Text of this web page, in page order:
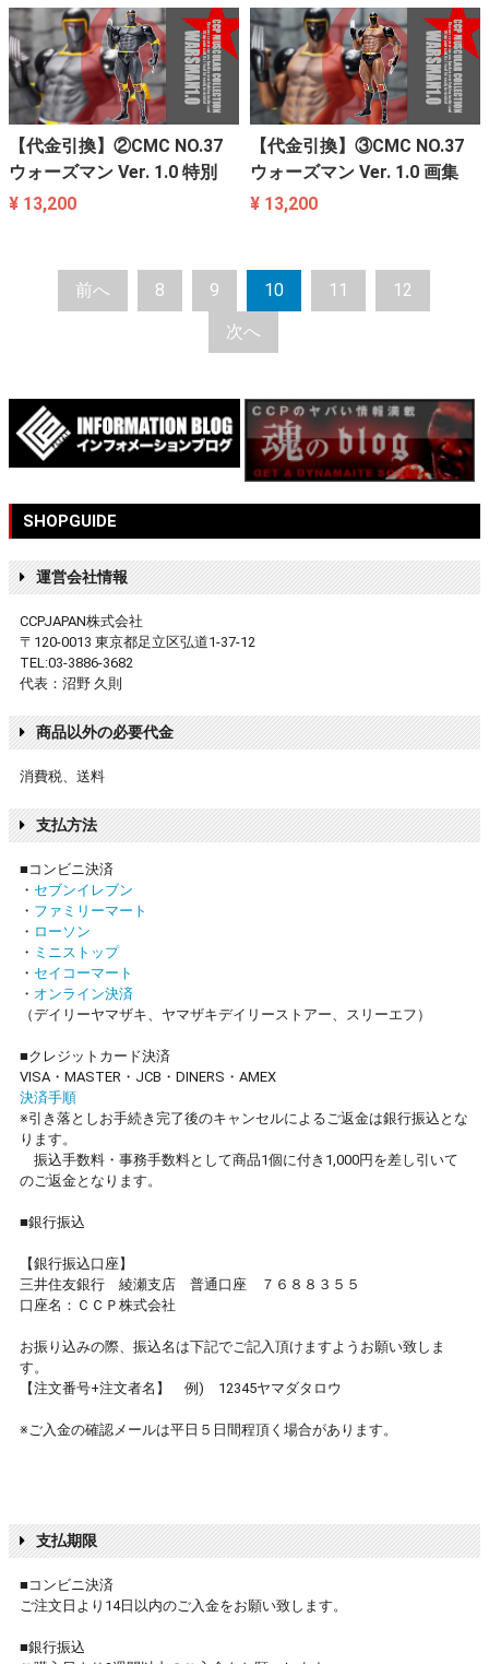
【代金引換】②CMC NO.37
ウォーズマン Ver. 1.0 特別
¥ 13,200
【代金引換】③CMC NO.37
ウォーズマン Ver. 1.0 画集
¥ 13,200
前へ 8 9 10 11
12
次へ
SHOPGUIDE
運営会社情報
CCPJAPAN株式会社
〒120-0013 東京都足立区弘道1-37-12
TEL:03-3886-3682
代表：沼野 久則
商品以外の必要代金
消費税、送料
支払方法
■コンビニ決済
・ セブンイレブン
・ ファミリーマート
・ ローソン
・ ミニストップ
・ セイコーマート
・ オンライン決済
（デイリーヤマザキ、ヤマザキデイリーストアー、スリーエフ）
■クレジットカード決済
VISA・MASTER・JCB・DINERS・AMEX
決済手順
※引き落としお手続き完了後のキャンセルによるご返金は銀行振込とな
ります。
振込手数料・事務手数料として商品1個に付き1,000円を差し引いて
のご返金となります。
■銀行振込
【銀行振込口座】
三井住友銀行 綾瀬支店 普通口座 ７６８８３５５
口座名：ＣＣＰ株式会社
お振り込みの際、振込名は下記でご記入頂けますようお願い致しま
す。
【注文番号+注文者名】 例) 12345ヤマダタロウ
※ご入金の確認メールは平日５日間程頂く場合があります。
支払期限
■コンビニ決済
ご注文日より14日以内のご入金をお願い致します。
■銀行振込